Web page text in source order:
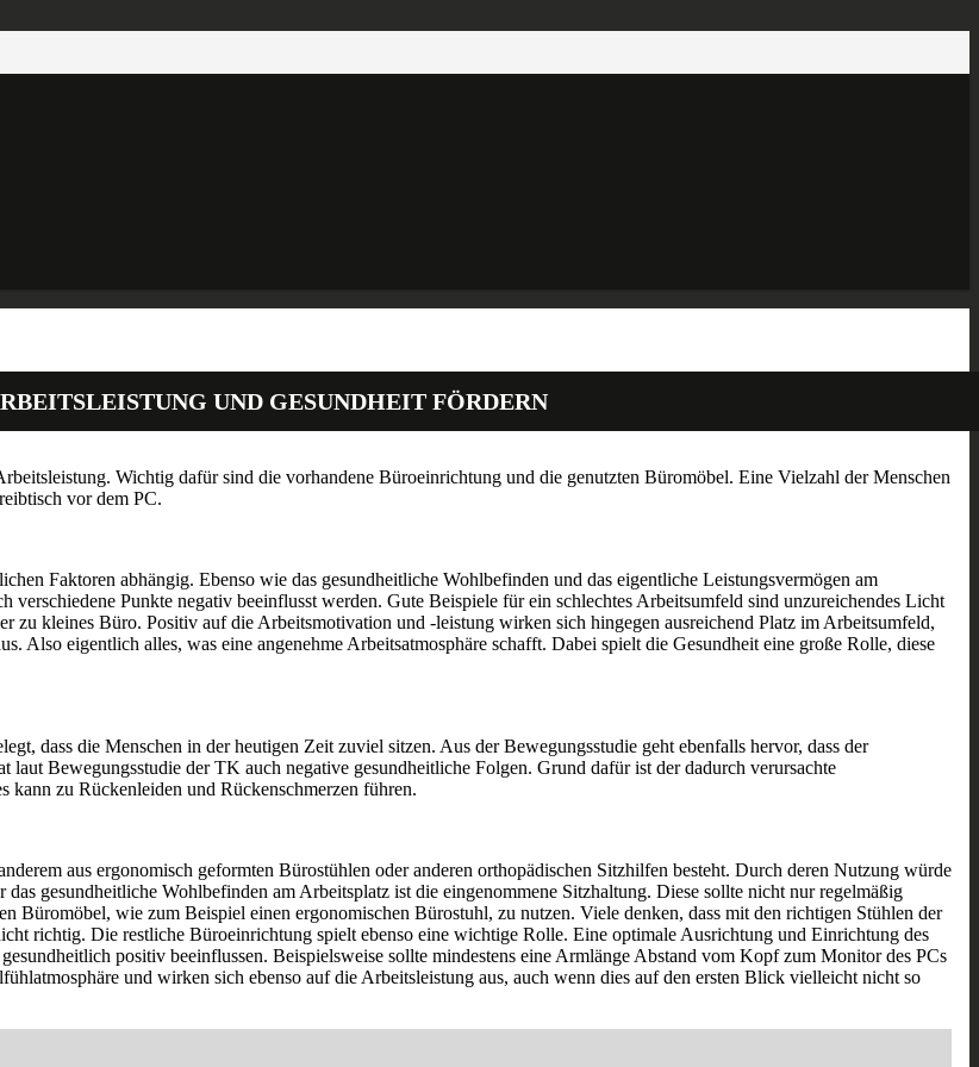
UND GESUNDHEIT FÖRDERN
Wichtig dafür sind die vorhandene Büroeinrichtung und die genutzten Büromöbel. Eine Vielzahl der Menschen
vor dem PC.
Faktoren abhängig. Ebenso wie das gesundheitliche Wohlbefinden und das eigentliche Leistungsvermögen am
Punkte negativ beeinflusst werden. Gute Beispiele für ein schlechtes Arbeitsumfeld sind unzureichendes Licht
zu kleines Büro. Positiv auf die Arbeitsmotivation und -leistung wirken sich hingegen ausreichend Platz im Arbeitsumfeld,
Also eigentlich alles, was eine angenehme Arbeitsatmosphäre schafft. Dabei spielt die Gesundheit eine große Rolle, diese
dass die Menschen in der heutigen Zeit zuviel sitzen. Aus der Bewegungsstudie geht ebenfalls hervor, dass der
Bewegungsstudie der TK auch negative gesundheitliche Folgen. Grund dafür ist der dadurch verursachte
kann zu Rückenleiden und Rückenschmerzen führen.
aus ergonomisch geformten Bürostühlen oder anderen orthopädischen Sitzhilfen besteht. Durch deren Nutzung würde
gesundheitliche Wohlbefinden am Arbeitsplatz ist die eingenommene Sitzhaltung. Diese sollte nicht nur regelmäßig
Büromöbel, wie zum Beispiel einen ergonomischen Bürostuhl, zu nutzen. Viele denken, dass mit den richtigen Stühlen der
richtig. Die restliche Büroeinrichtung spielt ebenso eine wichtige Rolle. Eine optimale Ausrichtung und Einrichtung des
positiv beeinflussen. Beispielsweise sollte mindestens eine Armlänge Abstand vom Kopf zum Monitor des PCs
und wirken sich ebenso auf die Arbeitsleistung aus, auch wenn dies auf den ersten Blick vielleicht nicht so